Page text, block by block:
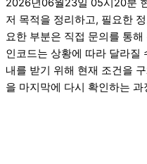
2026년06월23일 05시20분
저 목적을 정리하고, 필요한
요한 부분은 직접 문의를 통
인코드는 상황에 따라 달라질
내를 받기 위해 현재 조건을
을 마지막에 다시 확인하는